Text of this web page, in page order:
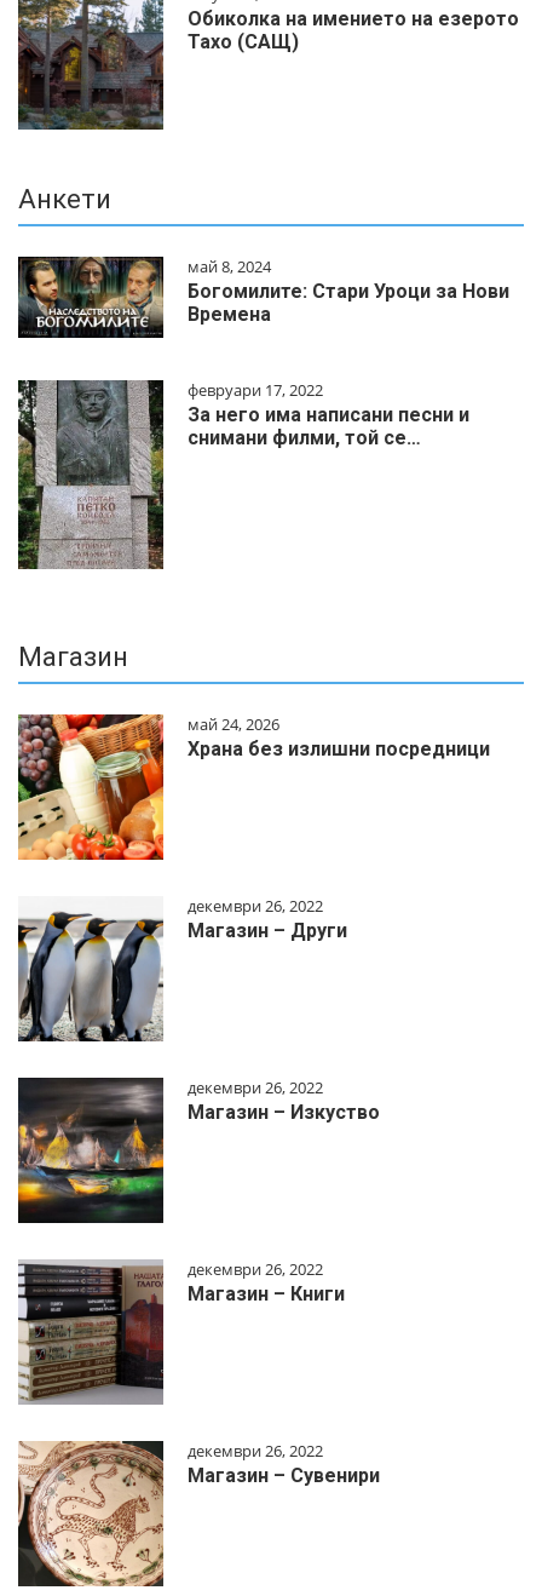
Обиколка на имението на езерото
Тахо (САЩ)
Анкети
май 8, 2024
Богомилите: Стари Уроци за Нови
Времена
февруари 17, 2022
За него има написани песни и
снимани филми, той се…
Магазин
май 24, 2026
Храна без излишни посредници
декември 26, 2022
Магазин – Други
декември 26, 2022
Магазин – Изкуство
декември 26, 2022
Магазин – Книги
декември 26, 2022
Магазин – Сувенири